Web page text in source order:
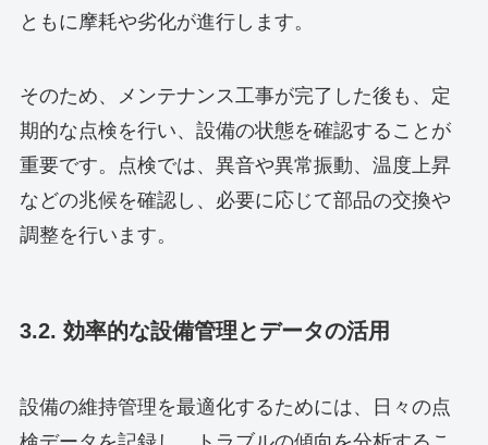
ともに摩耗や劣化が進行します。
そのため、メンテナンス工事が完了した後も、定
期的な点検を行い、設備の状態を確認することが
重要です。点検では、異音や異常振動、温度上昇
などの兆候を確認し、必要に応じて部品の交換や
調整を行います。
3.2. 効率的な設備管理とデータの活用
設備の維持管理を最適化するためには、日々の点